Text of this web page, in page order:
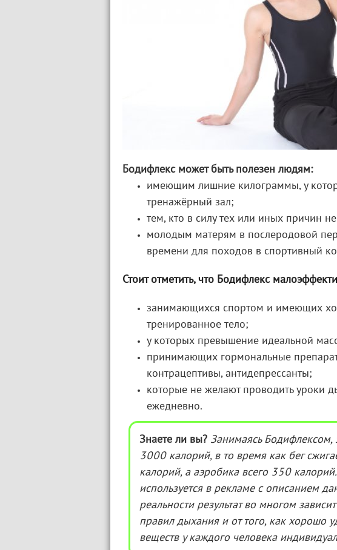
Бодифлекс может быть полезен людям:
имеющим лишние килограммы, у
тренажёрный зал;
тем, кто в силу тех или иных причин
молодым матерям в послеродовой
времени для походов в спортивный
Стоит отметить, что Бодифлекс
занимающихся спортом и имеющих
тренированное тело;
у которых превышение идеальной
принимающих гормональные
контрацептивы, антидепрессанты;
которые не желают проводить уроки
ежедневно.
Знаете ли вы? Занимаясь Бодифлексом,
3000 калорий, в то время как бег
калорий, а аэробика всего 350
используется в рекламе с описанием
реальности результат во многом
правил дыхания и от того, как хорошо
веществ у каждого человека